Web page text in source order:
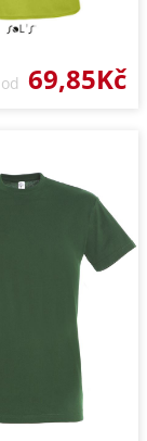
69,85Kč